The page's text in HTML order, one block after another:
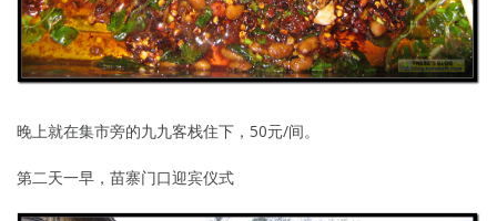
晚上就在集市旁的九九客栈住下，50元/间。
第二天一早，苗寨门口迎宾仪式